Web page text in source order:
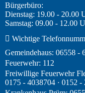
Bürgerbüro:
Dienstag: 19.00 - 20.00
Samstag: 09.00 - 12.00
Wichtige
Gemeindehaus: 06558 -
Feuerwehr: 112
Freiwillige Feuerwehr
0175 - 4038704 · 0152 -